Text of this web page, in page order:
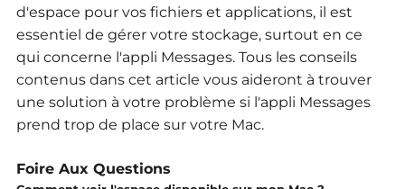
d'espace pour vos fichiers et applications, il est
essentiel de gérer votre stockage, surtout en ce
qui concerne l'appli Messages. Tous les conseils
contenus dans cet article vous aideront à trouver
une solution à votre problème si l'appli Messages
prend trop de place sur votre Mac.
Foire Aux Questions